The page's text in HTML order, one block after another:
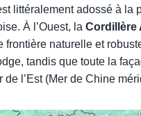
littéralement adossé à la
À l’Ouest, la Cordillère
frontière naturelle et
tandis que toute la
de l’Est (Mer de Chine